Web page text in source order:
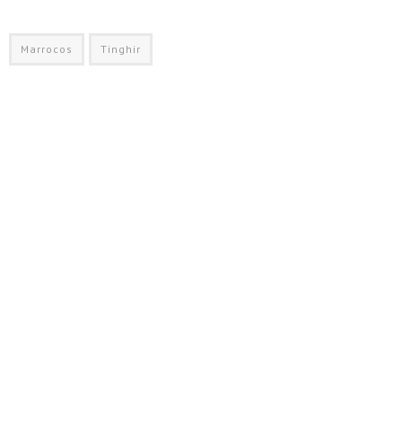
Marrocos Tinghir